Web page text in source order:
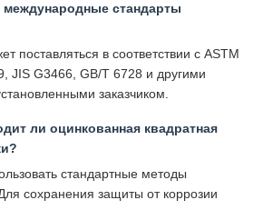
международные стандарты
поставляться в соответствии с ASTM
JIS G3466, GB/T 6728 и другими
заказчиком.
ли оцинкованная квадратная
стандартные методы
сохранения защиты от коррозии